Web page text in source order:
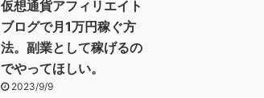
仮想通貨アフィリエイト
ブログで月1万円稼ぐ方
法。副業として稼げるの
でやってほしい。
2023/9/9